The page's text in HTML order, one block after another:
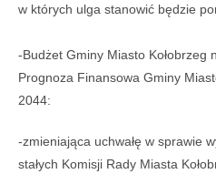
w których ulga stanowić będzie
-Budżet Gminy Miasto Kołobrzeg
Prognoza Finansowa Gminy
2044:
-zmieniająca uchwałę w sprawie
stałych Komisji Rady Miasta